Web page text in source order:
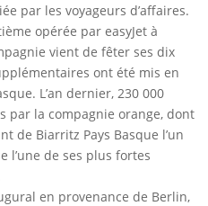
par les voyageurs d’affaires.
opérée par easyJet à
vient de fêter ses dix
ont été mis en
L’an dernier, 230 000
par la compagnie orange, dont
de Biarritz Pays Basque l’un
l’une de ses plus fortes
en provenance de Berlin,